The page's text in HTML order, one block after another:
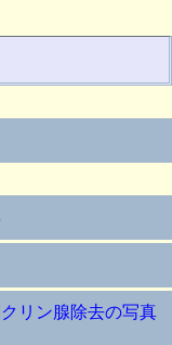
リン腺除去の写真